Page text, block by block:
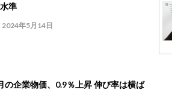
準
2024年5月14日
の企業物価、0.9％上昇 伸び率は横ば